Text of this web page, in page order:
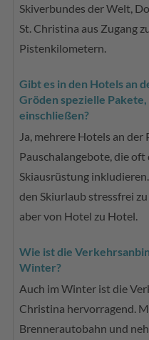
Skiverbundes der Welt,
St. Christina aus Zugang
Pistenkilometern.
Gibt es in den Hotels an
Gröden spezielle
einschließen?
Ja, mehrere Hotels an
Pauschalangebote, die
Skiausrüstung
den Skiurlaub stressfrei
aber von Hotel zu Hotel.
Wie ist die
Winter?
Auch im Winter ist die
Christina hervorragend.
Brennerautobahn und